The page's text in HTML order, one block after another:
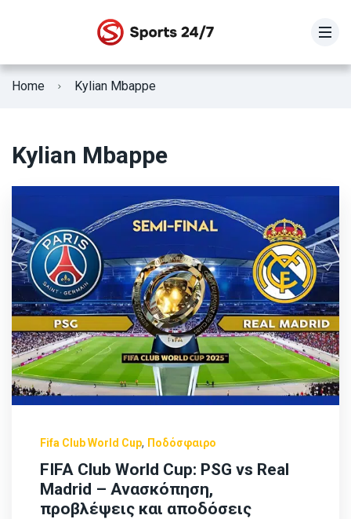
Home Kylian Mbappe
Kylian Mbappe
Fifa Club World Cup, Ποδόσφαιρο
FIFA Club World Cup: PSG vs Real
Madrid – Ανασκόπηση,
προβλέψεις και αποδόσεις
ΕΘΝΙΚΗ ΕΛΛΑΔΟΣ
Fifa Club World Cup